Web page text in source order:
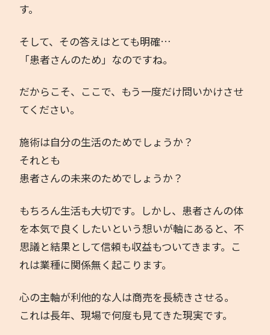
す。
そして、その答えはとても明確…
「患者さんのため」なのですね。
だからこそ、ここで、もう一度だけ問いかけさせ
てください。
施術は自分の生活のためでしょうか？
それとも
患者さんの未来のためでしょうか？
もちろん生活も大切です。しかし、患者さんの体
を本気で良くしたいという想いが軸にあると、不
思議と結果として信頼も収益もついてきます。こ
れは業種に関係無く起こります。
心の主軸が利他的な人は商売を長続きさせる。
これは長年、現場で何度も見てきた現実です。